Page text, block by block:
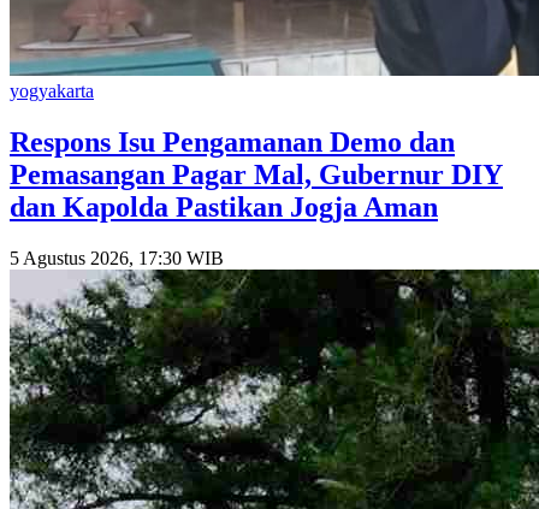
yogyakarta
Respons Isu Pengamanan Demo dan
Pemasangan Pagar Mal, Gubernur DIY
dan Kapolda Pastikan Jogja Aman
5 Agustus 2026, 17:30 WIB